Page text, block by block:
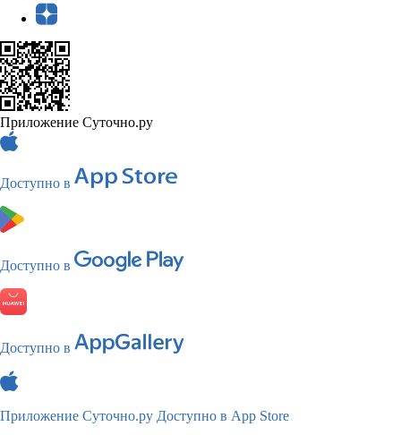
Приложение Суточно.ру
Доступно в
Доступно в
Доступно в
Приложение Суточно.ру Доступно в App Store